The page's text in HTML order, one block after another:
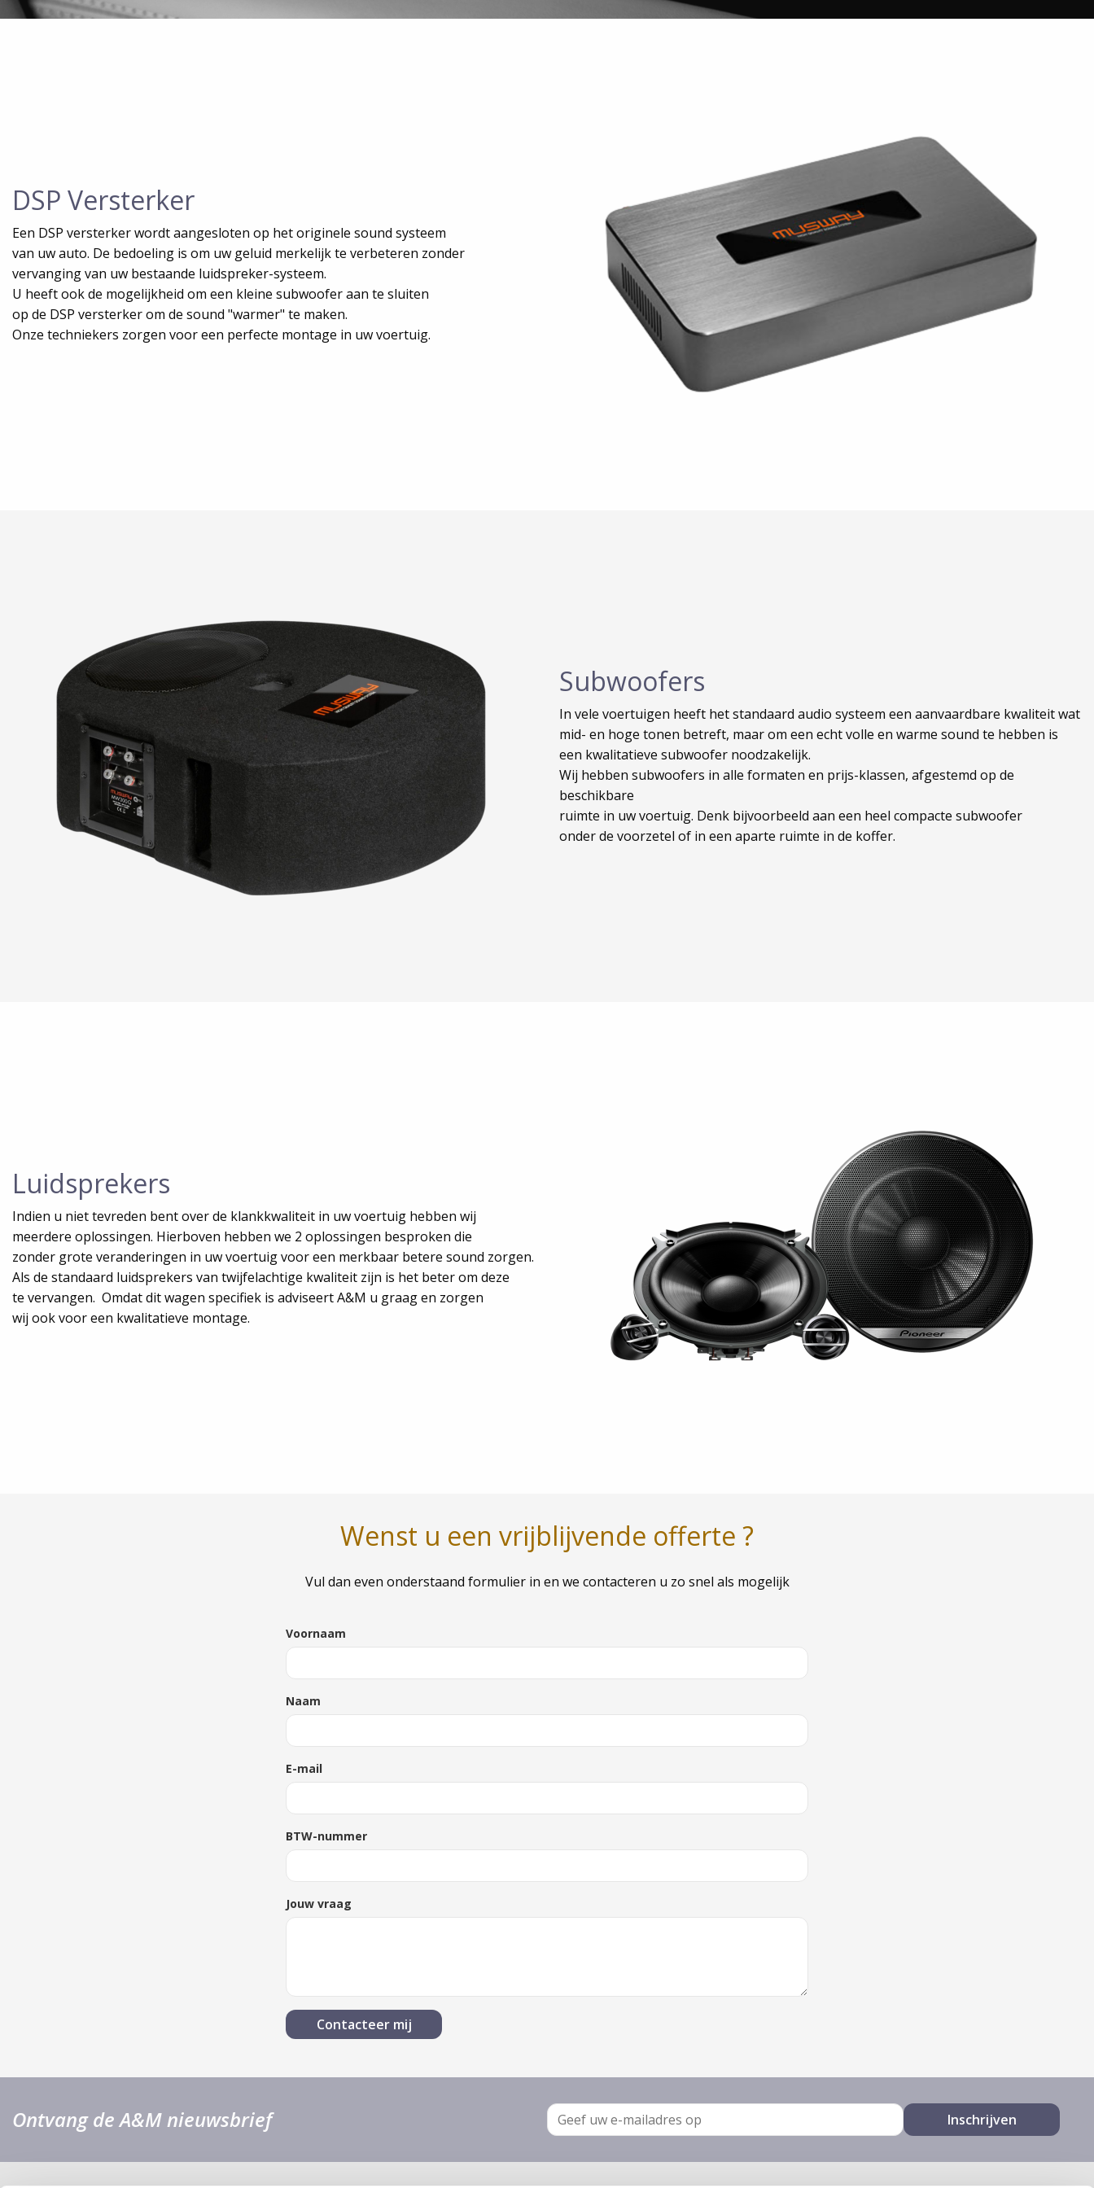
DSP Versterker
Een DSP versterker wordt aangesloten op het originele sound systeem
van uw auto. De bedoeling is om uw geluid merkelijk te verbeteren zonder
vervanging van uw bestaande luidspreker-systeem.
U heeft ook de mogelijkheid om een kleine subwoofer aan te sluiten
op de DSP versterker om de sound "warmer" te maken.
Onze techniekers zorgen voor een perfecte montage in uw voertuig.
Subwoofers
In vele voertuigen heeft het standaard audio systeem een aanvaardbare kwaliteit wat
mid- en hoge tonen betreft, maar om een echt volle en warme sound te hebben is
een kwalitatieve subwoofer noodzakelijk.
Wij hebben subwoofers in alle formaten en prijs-klassen, afgestemd op de
beschikbare
ruimte in uw voertuig. Denk bijvoorbeeld aan een heel compacte subwoofer
onder de voorzetel of in een aparte ruimte in de koffer.
Luidsprekers
Indien u niet tevreden bent over de klankkwaliteit in uw voertuig hebben wij
meerdere oplossingen. Hierboven hebben we 2 oplossingen besproken die
zonder grote veranderingen in uw voertuig voor een merkbaar betere sound zorgen.
Als de standaard luidsprekers van twijfelachtige kwaliteit zijn is het beter om deze
te vervangen. Omdat dit wagen specifiek is adviseert A&M u graag en zorgen
wij ook voor een kwalitatieve montage.
Wenst u een vrijblijvende offerte ?
Vul dan even onderstaand formulier in en we contacteren u zo snel als mogelijk
Voornaam
Naam
E-mail
BTW-nummer
Jouw vraag
Ontvang de A&M nieuwsbrief
E-
mail